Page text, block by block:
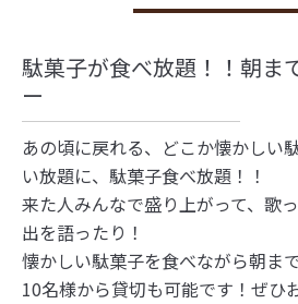
駄菓子が食べ放題！！朝ま
ー
あの頃に戻れる、どこか懐かしい
い放題に、駄菓子食べ放題！！
来た人みんなで盛り上がって、歌
出を語ったり！
懐かしい駄菓子を食べながら朝ま
10名様から貸切も可能です！ぜひ